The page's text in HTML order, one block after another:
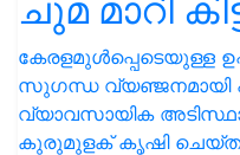
ചുമ മാറി
കേരളമുൾപ്പെടെയുള്ള
സുഗന്ധ വ്യഞ്ജനമായി
വ്യാവസായിക
കുരുമുളക് കൃഷി